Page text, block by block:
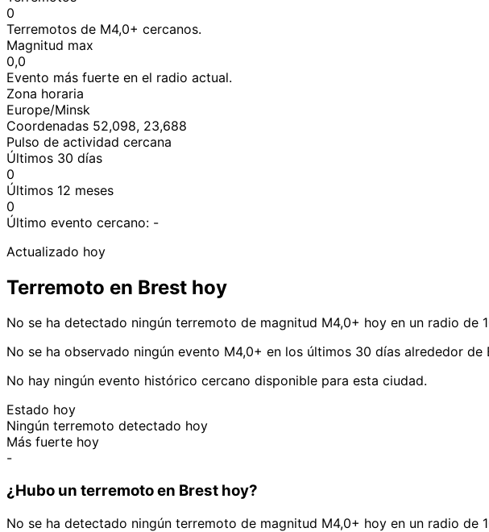
0
Terremotos de M4,0+ cercanos.
Magnitud max
0,0
Evento más fuerte en el radio actual.
Zona horaria
Europe/Minsk
Coordenadas 52,098, 23,688
Pulso de actividad cercana
Últimos 30 días
0
Últimos 12 meses
0
Último evento cercano: -
Actualizado hoy
Terremoto en Brest hoy
No se ha detectado ningún terremoto de magnitud M4,0+ hoy en un radio de
No se ha observado ningún evento M4,0+ en los últimos 30 días alrededor de
No hay ningún evento histórico cercano disponible para esta ciudad.
Estado hoy
Ningún terremoto detectado hoy
Más fuerte hoy
-
¿Hubo un terremoto en Brest hoy?
No se ha detectado ningún terremoto de magnitud M4,0+ hoy en un radio de